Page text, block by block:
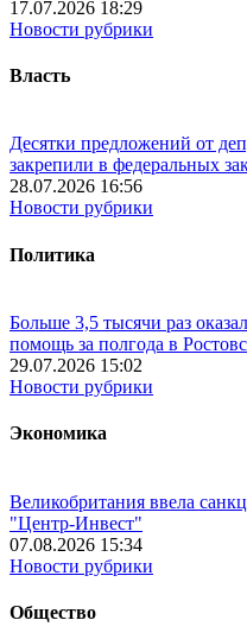
17.07.2026 18:29
Новости рубрики
Власть
Десятки предложений от
закрепили в федеральных
28.07.2026 16:56
Новости рубрики
Политика
Больше 3,5 тысячи раз
помощь за полгода в
29.07.2026 15:02
Новости рубрики
Экономика
Великобритания ввела
"Центр-Инвест"
07.08.2026 15:34
Новости рубрики
Общество